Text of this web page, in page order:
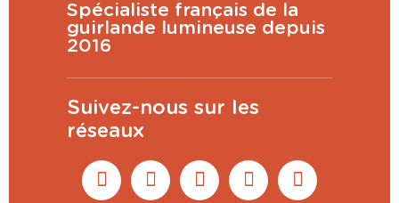
Spécialiste français de la
guirlande lumineuse depuis
2016
Suivez-nous sur les
réseaux